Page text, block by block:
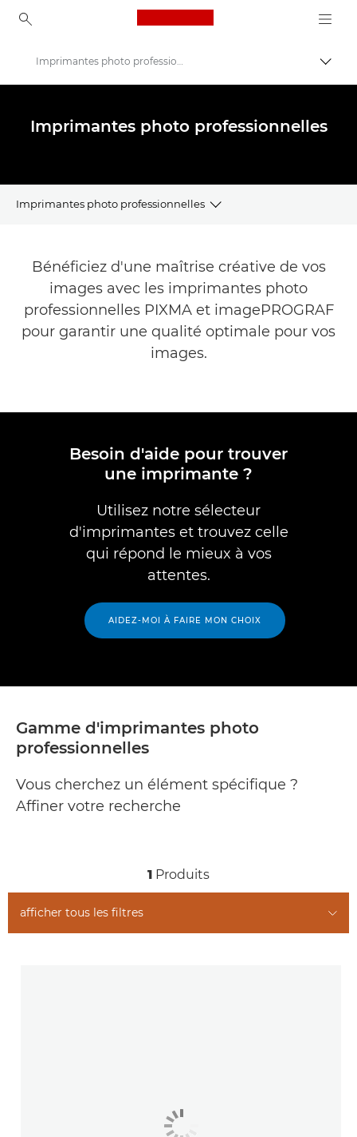
Canon Logo, back to
Imprimantes Canon
Imprimantes photo professionnelles Canon
Imprimantes photo professionnelles
Imprimantes photo professionnelles
Gamme d'imprimantes photo professionnelles
Support pour les imprimantes
Bénéficiez d'une maîtrise créative de vos
images avec les imprimantes photo
professionnelles PIXMA et imagePROGRAF
pour garantir une qualité optimale pour vos
images.
Besoin d'aide pour trouver
une imprimante ?
Utilisez notre sélecteur
d'imprimantes et trouvez celle
qui répond le mieux à vos
attentes.
AIDEZ-MOI À FAIRE MON CHOIX
Gamme d'imprimantes photo
professionnelles
Vous cherchez un élément spécifique ?
Affiner votre recherche
1 Produits
afficher tous les filtres